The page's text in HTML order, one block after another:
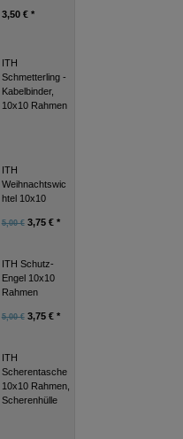
Engel 10x10
Rahmen
3,50 € *
ITH
Schmetterling -
Kabelbinder,
10x10 Rahmen
ITH
Weihnachtswic
htel 10x10
5,00 €3,75 € *
ITH Schutz-
Engel 10x10
Rahmen
5,00 €3,75 € *
ITH
Scherentasche
10x10 Rahmen,
Scherenhülle